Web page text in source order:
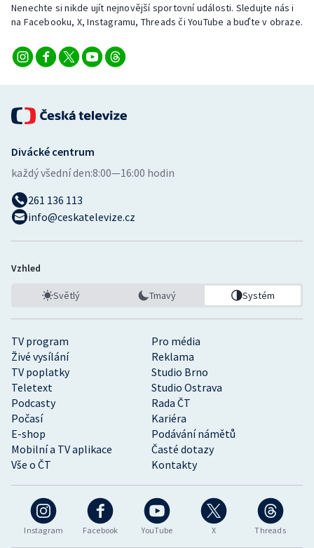
Plavání
Rychlobruslení
Short track
Sportovní střelba
Stolní tenis
Vodní slalom
Volejbal
Ostatní
Nenechte si nikde ujít nejnovější sportovní události. Sledujte nás i
na Facebooku, X, Instagramu, Threads či YouTube a buďte v obraze.
Instagram Facebook YouTube X Threads
TV program
Pro média
Živé vysílání
Reklama
TV poplatky
Studio Brno
Teletext
Studio Ostrava
Podcasty
Rada ČT
Počasí
Kariéra
E-shop
Podávání námětů
Mobilní a TV aplikace
Časté dotazy
Vše o ČT
Kontakty
Divácké centrum
každý všední den:8:00—16:00 hodin
261 136 113
info@ceskatelevize.cz
Vzhled
Světlý Tmavý Systém